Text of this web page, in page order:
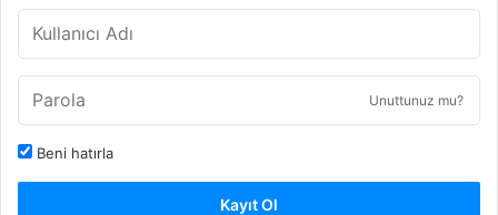
Unuttunuz mu?
Beni hatırla
Kayıt Ol